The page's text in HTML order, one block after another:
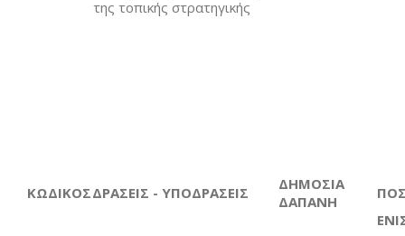
της τοπικής στρατηγικής
ΚΩΔΙΚΟΣΔΡΑΣΕΙΣ - ΥΠΟΔΡΑΣΕΙΣ
ΔΗΜΟΣΙΑ
ΔΑΠΑΝΗ